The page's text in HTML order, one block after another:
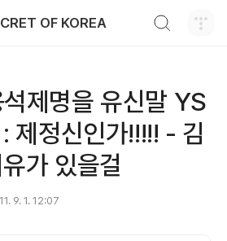
OF KOREA
제명을 유신말 YS
제정신인가!!!!! - 김
가 있을걸
9. 1. 12:07